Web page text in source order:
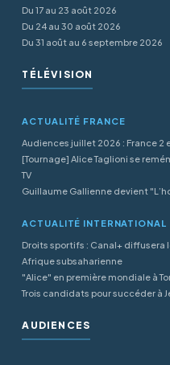
Du 17 au 23 août 2026
Du 24 au 30 août 2026
Du 31 août au 6 septembre 2026
TÉLÉVISION
ACTUALITÉ FRANCE
Audiences juillet 2026 : France 2
[Tournage] Alice Taglioni se
TV
Guillaume Gallienne devient
ACTUALITÉ INTERNATIONAL
Droits sportifs : Canal+ diffusera
Afrique subsaharienne
"Alice" en première mondiale à
Trois candidats pour succéder à
AUDIENCES